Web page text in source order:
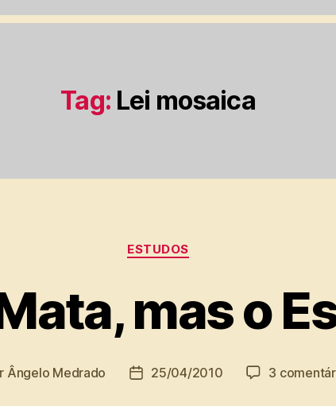
Tag: Lei mosaica
Categorias
ESTUDOS
mas o
Ângelo Medrado
Data25/04/2010 3